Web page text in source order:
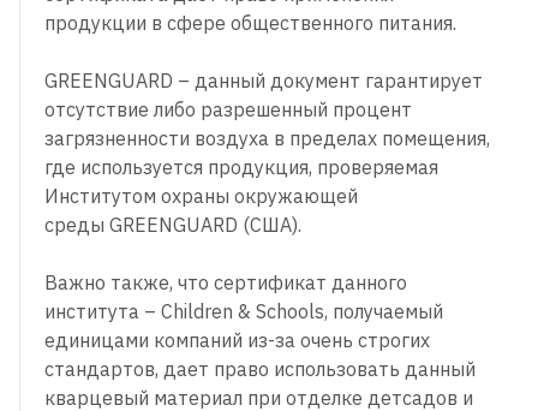
продукции в сфере общественного питания.
GREENGUARD – данный документ гарантирует
отсутствие либо разрешенный процент
загрязненности воздуха в пределах помещения,
где используется продукция, проверяемая
Институтом охраны окружающей
среды GREENGUARD (США).
Важно также, что сертификат данного
института – Children & Schools, получаемый
единицами компаний из-за очень строгих
стандартов, дает право использовать данный
кварцевый материал при отделке детсадов и